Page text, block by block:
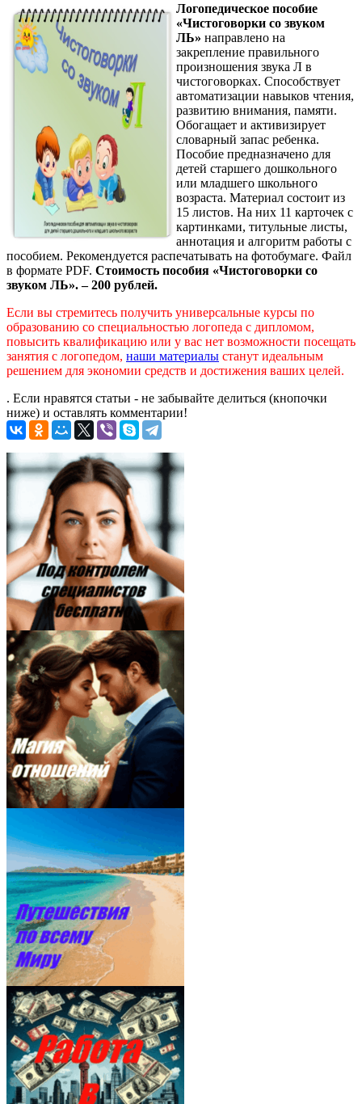
Логопедическое пособие
«Чистоговорки со звуком
ЛЬ» направлено на
закрепление правильного
произношения звука Л в
чистоговорках. Способствует
автоматизации навыков чтения,
развитию внимания, памяти.
Обогащает и активизирует
словарный запас ребенка.
Пособие предназначено для
детей старшего дошкольного
или младшего школьного
возраста. Материал состоит из
15 листов. На них 11 карточек с
картинками, титульные листы,
аннотация и алгоритм работы с
пособием. Рекомендуется распечатывать на фотобумаге. Файл
в формате PDF. Стоимость пособия «Чистоговорки со
звуком ЛЬ». – 200 рублей.
Если вы стремитесь получить универсальные курсы по
образованию со специальностью логопеда с дипломом,
повысить квалификацию или у вас нет возможности посещать
занятия с логопедом, наши материалы станут идеальным
решением для экономии средств и достижения ваших целей.
. Если нравятся статьи - не забывайте делиться (кнопочки
ниже) и оставлять комментарии!